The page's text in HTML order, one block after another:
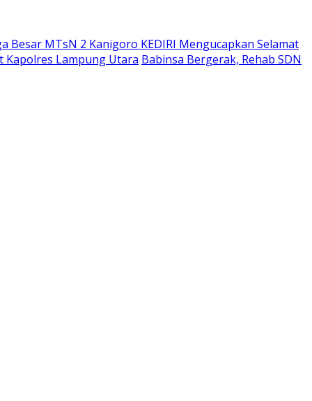
Besar MTsN 2 Kanigoro KEDIRI Mengucapkan Selamat
Kapolres Lampung Utara Babinsa Bergerak, Rehab SDN